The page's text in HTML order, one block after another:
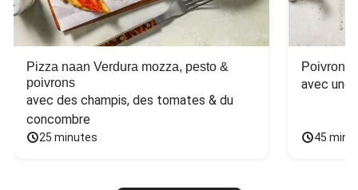
Pizza naan Verdura mozza, pesto &
poivrons
avec des champis, des tomates & du
concombre
25 minutes
Poivron
avec une
45